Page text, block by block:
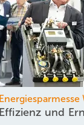
Energiesparmesse
Effizienz und